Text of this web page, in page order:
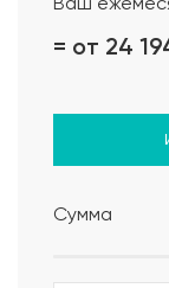
Ваш
= от 24
Сумма